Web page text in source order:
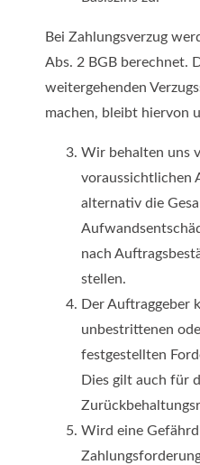
Bei Zahlungsverzug
Abs. 2 BGB berechnet.
weitergehenden
machen, bleibt hiervon
Wir behalten uns
voraussichtlichen
alternativ die
nach
stellen.
Der Auftraggeber
unbestrittenen
festgestellten
Dies gilt auch für
Wird eine